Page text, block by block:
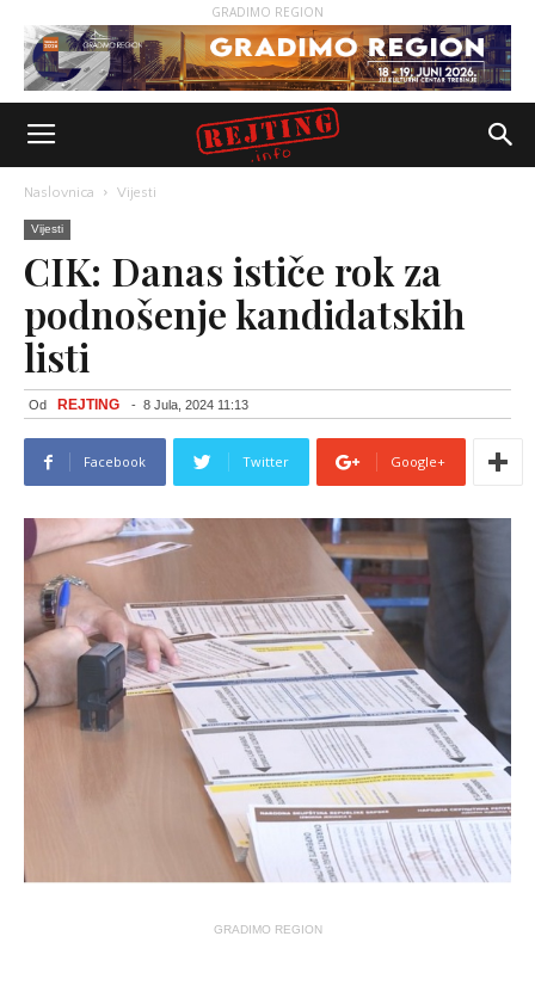
GRADIMO REGION
Naslovnica Vijesti
Vijesti
CIK: Danas ističe rok za
podnošenje kandidatskih
listi
Od REJTING - 8 Jula, 2024 11:13
Facebook Twitter Google+
GRADIMO REGION